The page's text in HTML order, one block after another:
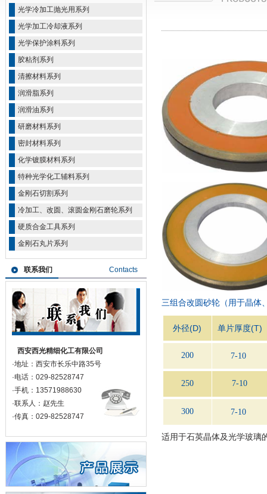
光学冷加工抛光用系列
光学加工冷却液系列
光学保护涂料系列
胶粘剂系列
清擦材料系列
润滑脂系列
润滑油系列
研磨材料系列
密封材料系列
化学镀膜材料系列
特种光学化工辅料系列
金刚石切割系列
冷加工、改圆、滚圆金刚石磨轮系列
硬质合金工具系列
金刚石丸片系列
联系我们 Contacts
西安西光精细化工有限公司
·地址：西安市长乐中路35号
·电话：029-82528747
·手机：13571988630
·联系人：赵先生
·传真：029-82528747
三组合改圆砂轮（用于晶体
外径(D) 单片厚度(T)
200 7-10
250 7-10
300 7-10
适用于石英晶体及光学玻璃